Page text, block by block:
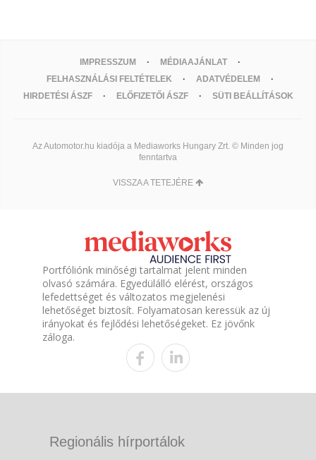
IMPRESSZUM
MÉDIAAJÁNLAT
FELHASZNÁLÁSI FELTÉTELEK
ADATVÉDELEM
HIRDETÉSI ÁSZF
ELŐFIZETŐI ÁSZF SÜTI BEÁLLÍTÁSOK
Az Automotor.hu kiadója a Mediaworks Hungary Zrt. © Minden jog
fenntartva
VISSZA A TETEJÉRE
Portfóliónk minőségi tartalmat jelent minden
olvasó számára. Egyedülálló elérést, országos
lefedettséget és változatos megjelenési
lehetőséget biztosít. Folyamatosan keressük az új
irányokat és fejlődési lehetőségeket. Ez jövőnk
záloga.
Regionális hírportálok